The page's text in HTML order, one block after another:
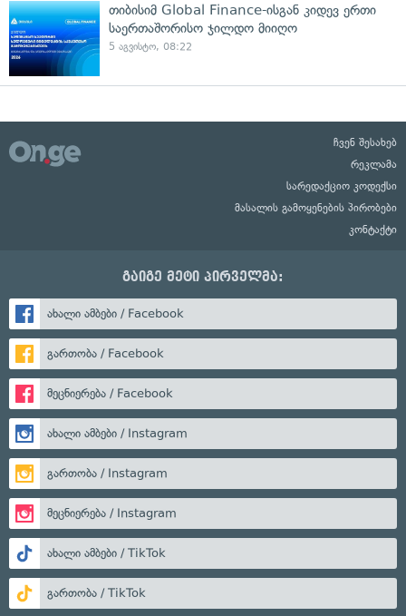
თიბისიმ Global Finance-ისგან კიდევ ერთი
საერთაშორისო ჯილდო მიიღო
5 აგვისტო, 08:22
ჩვენ შესახებ
რეკლამა
სარედაქციო კოდექსი
მასალის გამოყენების პირობები
კონტაქტი
გაიგე მეტი პირველმა:
ახალი ამბები / Facebook
გართობა / Facebook
მეცნიერება / Facebook
ახალი ამბები / Instagram
გართობა / Instagram
მეცნიერება / Instagram
ახალი ამბები / TikTok
გართობა / TikTok